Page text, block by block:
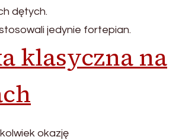
dętych.
stosowali jedynie fortepian.
klasyczna na
okazję